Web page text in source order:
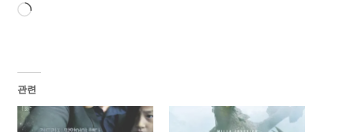
로
관련